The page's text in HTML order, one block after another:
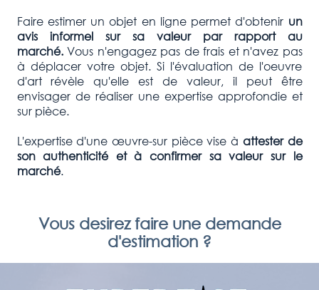
Faire estimer un objet en ligne permet d'obtenir un
avis informel sur sa valeur par rapport au
marché. Vous n'engagez pas de frais et n'avez pas
à déplacer votre objet. Si l'évaluation de l'oeuvre
d'art révèle qu'elle est de valeur, il peut être
envisager de réaliser une expertise approfondie et
sur pièce.
L'expertise d'une œuvre-sur pièce vise à attester de
son authenticité et à confirmer sa valeur sur le
marché.
Vous desirez faire une demande
d'estimation ?